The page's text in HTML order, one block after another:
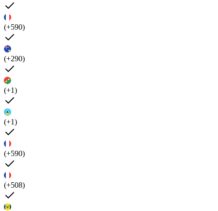
(+590)
(+290)
(+1)
(+1)
(+590)
(+508)